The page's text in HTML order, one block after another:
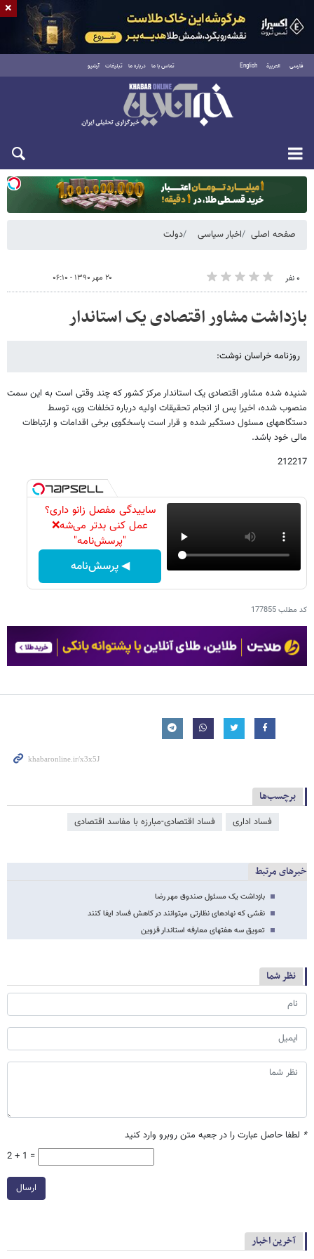
فارسی العربية English تماس با ما درباره ما تبلیغات آرشیو
یکشنبه ۱۸ مرداد ۱۴۰۵
صفحه اصلی اخبار سیاسی دولت
۰ نفر ۲۰ مهر ۱۳۹۰ - ۰۶:۱۰
بازداشت مشاور اقتصادی یک استاندار
روزنامه خراسان نوشت:
شنیده شده مشاور اقتصادی یک استاندار مرکز کشور که چند وقتی است به این سمت
منصوب شده، اخیرا پس از انجام تحقیقات اولیه درباره تخلفات وی، توسط
دستگاههای مسئول دستگیر شده و قرار است پاسخگوی برخی اقدامات و ارتباطات
مالی خود باشد.
212217
ساییدگی مفصل زانو داری؟
عمل کنی بدتر می‌شه❌
"پرسش‌نامه"
◀ پرسش‌نامه
کد مطلب177855
برچسب‌ها
فساد اداری فساد اقتصادی-مبارزه با مفاسد اقتصادی
خبرهای مرتبط
بازداشت یک مسئول صندوق مهر رضا
نقشی که نهادهای نظارتی می​توانند در کاهش فساد ایفا کنند
تعویق سه هفته­ای معارفه استاندار قزوین
نظر شما
* لطفا حاصل عبارت را در جعبه متن روبرو وارد کنید
2 + 1 =
ارسال
آخرین اخبار
×